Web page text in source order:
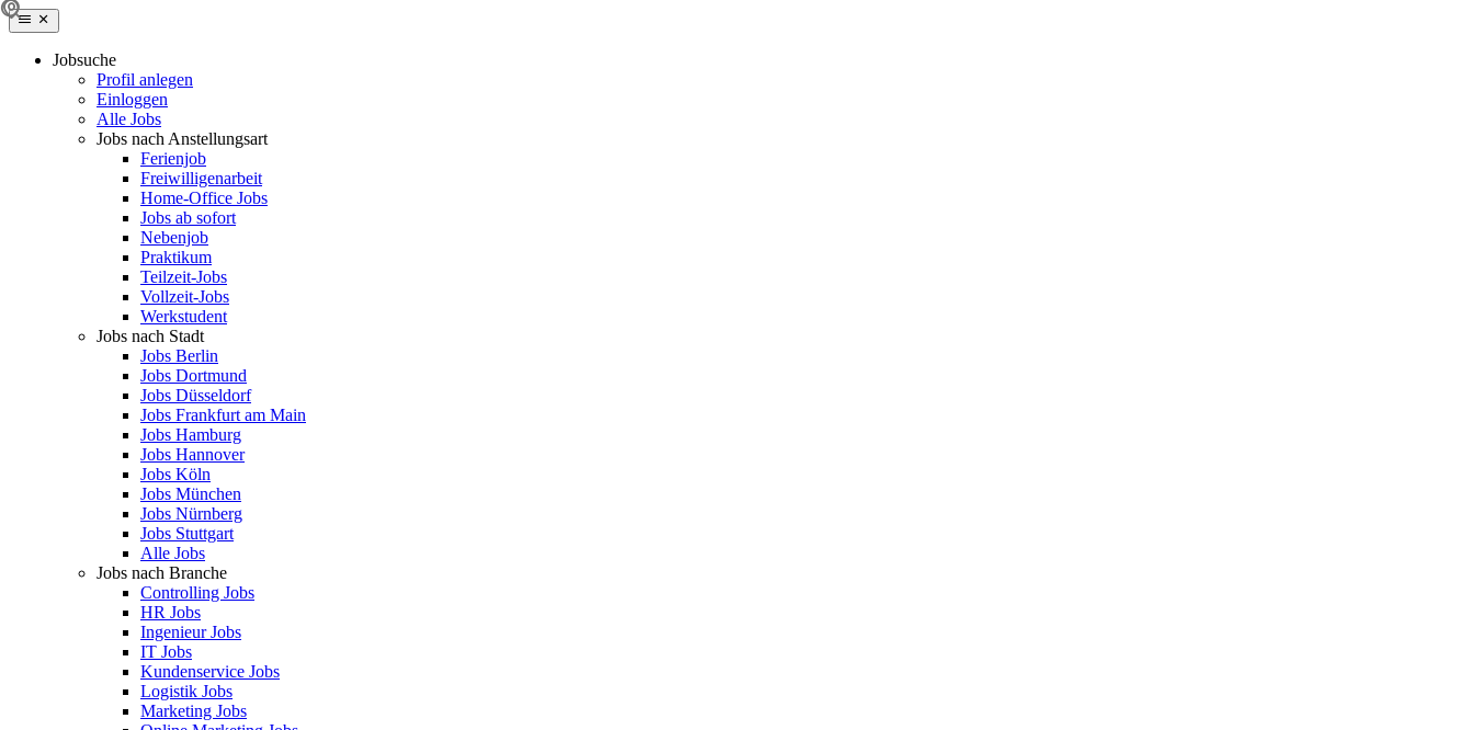
Jobsuche
Profil anlegen
Einloggen
Alle Jobs
Jobs nach Anstellungsart
Ferienjob
Freiwilligenarbeit
Home-Office Jobs
Jobs ab sofort
Nebenjob
Praktikum
Teilzeit-Jobs
Vollzeit-Jobs
Werkstudent
Jobs nach Stadt
Jobs Berlin
Jobs Dortmund
Jobs Düsseldorf
Jobs Frankfurt am Main
Jobs Hamburg
Jobs Hannover
Jobs Köln
Jobs München
Jobs Nürnberg
Jobs Stuttgart
Alle Jobs
Jobs nach Branche
Controlling Jobs
HR Jobs
Ingenieur Jobs
IT Jobs
Kundenservice Jobs
Logistik Jobs
Marketing Jobs